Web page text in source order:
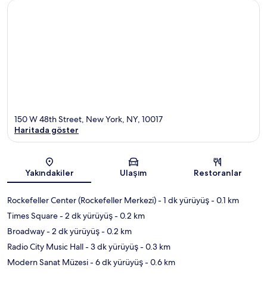
Harita
150 W 48th Street, New York, NY, 10017
Haritada göster
Yakındakiler Ulaşım Restoranlar
Rockefeller Center (Rockefeller Merkezi)- 1 dk yürüyüş- 0.1 km
Times Square- 2 dk yürüyüş- 0.2 km
Broadway- 2 dk yürüyüş- 0.2 km
Radio City Music Hall- 3 dk yürüyüş- 0.3 km
Modern Sanat Müzesi- 6 dk yürüyüş- 0.6 km